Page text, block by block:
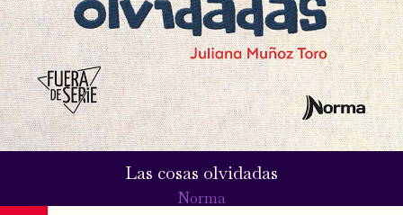
Las cosas olvidadas
Norma